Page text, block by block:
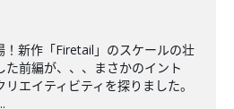
！新作「Firetail」のスケールの壮
た前編が、、、まさかのイント
エイティビティを探りました。